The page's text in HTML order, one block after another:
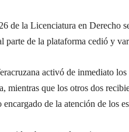
de la Licenciatura en Derecho
de la plataforma cedió y
activó de inmediato
que los otros dos
de la atención de los